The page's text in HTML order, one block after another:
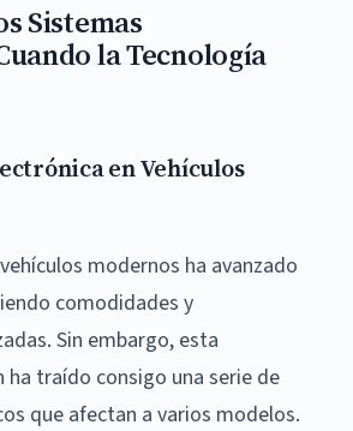
Sistemas
la Tecnología
en Vehículos
modernos ha avanzado
comodidades y
Sin embargo, esta
traído consigo una serie de
que afectan a varios modelos.